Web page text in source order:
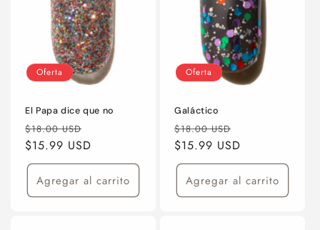
Oferta
El Papa dice que no
Precio
habitual
$18.00 USD
de
oferta
$15.99 USD
Agregar al carrito
Oferta
Galáctico
Precio
habitual
$18.00 USD
de
oferta
$15.99 USD
Agregar al carrito